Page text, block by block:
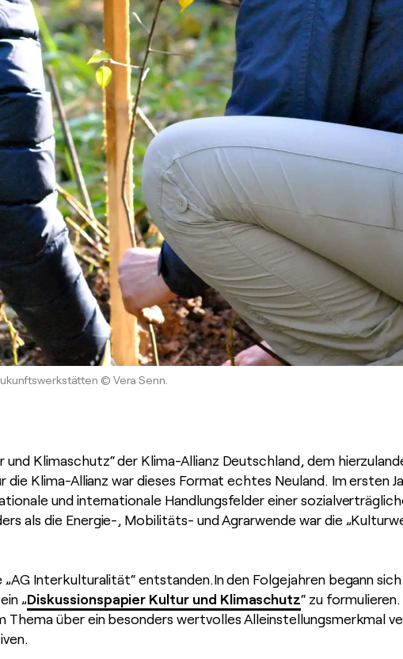
© Vera Senn.
Klimaschutz“ der Klima-Allianz Deutschland, dem
Klima-Allianz war dieses Format echtes Neuland. Im ersten
und internationale Handlungsfelder einer
als die Energie-, Mobilitäts- und Agrarwende war die
Interkulturalität“ entstanden.In den Folgejahren begann
„Diskussionspapier Kultur und Klimaschutz“ zu
Thema über ein besonders wertvolles Alleinstellungsmerkmal